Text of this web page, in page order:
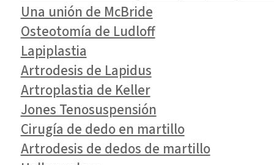
Una unión de McBride
Osteotomía de Ludloff
Lapiplastia
Artrodesis de Lapidus
Artroplastia de Keller
Jones Tenosuspensión
Cirugía de dedo en martillo
Artrodesis de dedos de martillo